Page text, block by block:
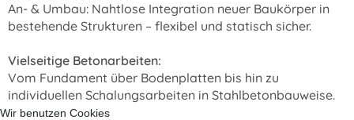
An- & Umbau: Nahtlose Integration neuer Baukörper in
bestehende Strukturen – flexibel und statisch sicher.
Vielseitige Betonarbeiten:
Vom Fundament über Bodenplatten bis hin zu
individuellen Schalungsarbeiten in Stahlbetonbauweise.
Wir benutzen Cookies